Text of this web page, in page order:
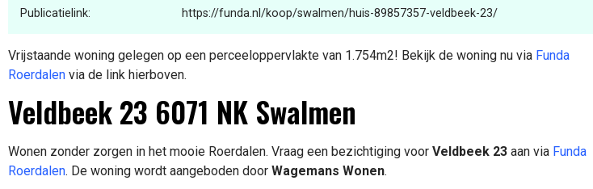
Publicatielink: https://funda.nl/koop/swalmen/huis-89857357-veldbeek-23/
Vrijstaande woning gelegen op een perceeloppervlakte van 1.754m2! Bekijk de woning nu via Funda
Roerdalen via de link hierboven.
Veldbeek 23 6071 NK Swalmen
Wonen zonder zorgen in het mooie Roerdalen. Vraag een bezichtiging voor Veldbeek 23 aan via Funda
Roerdalen. De woning wordt aangeboden door Wagemans Wonen.